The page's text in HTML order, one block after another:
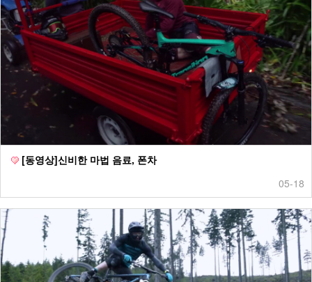
[동영상]신비한 마법 음료, 폰차
05-18